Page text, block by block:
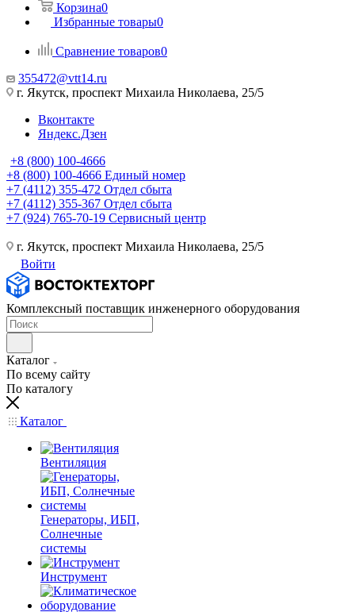
Корзина0
Избранные товары0
Сравнение товаров0
355472@vtt14.ru
г. Якутск, проспект Михаила Николаева, 25/5
Вконтакте
Яндекс.Дзен
+8 (800) 100-4666
+8 (800) 100-4666 Единый номер
+7 (4112) 355-472 Отдел сбыта
+7 (4112) 355-367 Отдел сбыта
+7 (924) 765-70-19 Сервисный центр
г. Якутск, проспект Михаила Николаева, 25/5
Войти
Комплексный поставщик инженерного оборудования
Каталог
По всему сайту
По каталогу
Каталог
Вентиляция
Генераторы, ИБП,
Солнечные
системы
Инструмент